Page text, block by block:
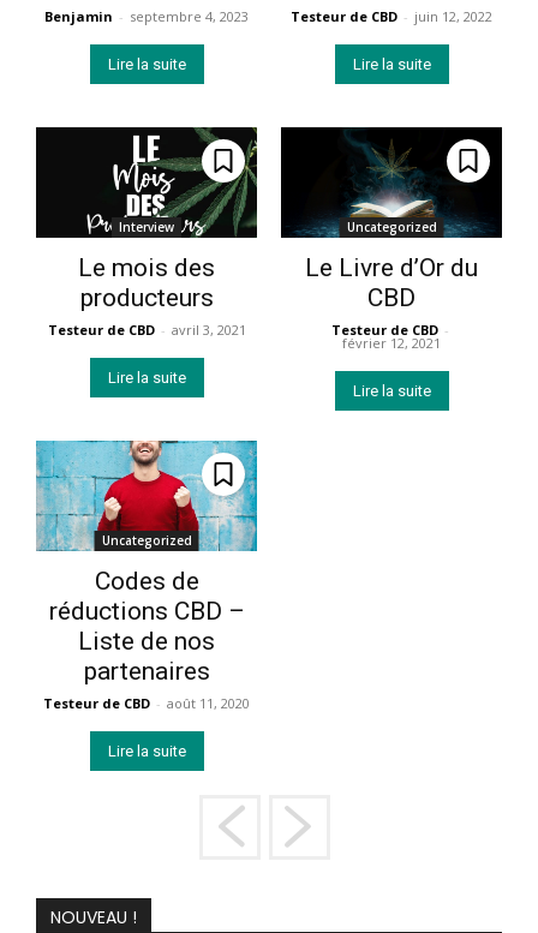
Benjamin - septembre 4, 2023
Lire la suite
Testeur de CBD - juin 12, 2022
Lire la suite
Interview
Le mois des
producteurs
Testeur de CBD - avril 3, 2021
Lire la suite
Uncategorized
Le Livre d’Or du
CBD
Testeur de CBD -
février 12, 2021
Lire la suite
Uncategorized
Codes de
réductions CBD –
Liste de nos
partenaires
Testeur de CBD - août 11, 2020
Lire la suite
NOUVEAU !